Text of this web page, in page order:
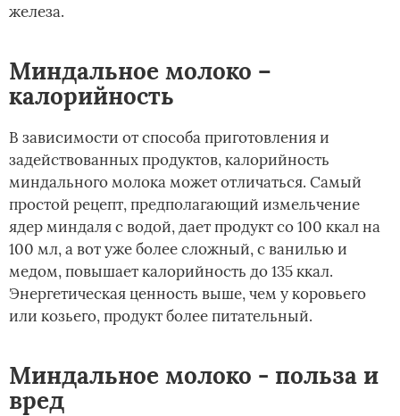
железа.
Миндальное молоко –
калорийность
В зависимости от способа приготовления и
задействованных продуктов, калорийность
миндального молока может отличаться. Самый
простой рецепт, предполагающий измельчение
ядер миндаля с водой, дает продукт со 100 ккал на
100 мл, а вот уже более сложный, с ванилью и
медом, повышает калорийность до 135 ккал.
Энергетическая ценность выше, чем у коровьего
или козьего, продукт более питательный.
Миндальное молоко - польза и
вред